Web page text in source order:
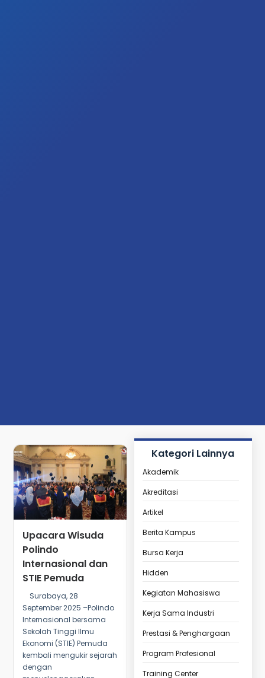
Upacara Wisuda
Polindo
Internasional dan
STIE Pemuda
Surabaya, 28
September 2025 –Polindo
Internasional bersama
Sekolah Tinggi Ilmu
Ekonomi (STIE) Pemuda
kembali mengukir sejarah
dengan
Kategori Lainnya
Akademik
Akreditasi
Artikel
Berita Kampus
Bursa Kerja
Hidden
Kegiatan Mahasiswa
Kerja Sama Industri
Prestasi & Penghargaan
Program Profesional
Training Center